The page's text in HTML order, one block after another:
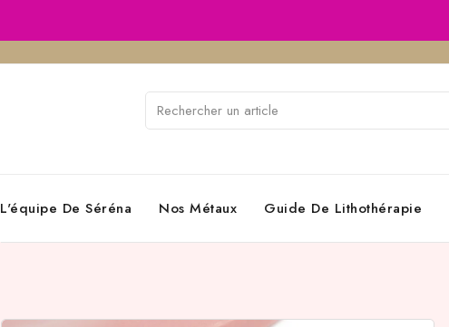
L'équipe De Séréna Nos Métaux Guide De Lithothérapie